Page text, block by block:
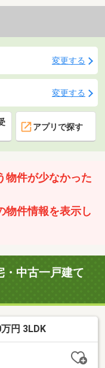
変更する
変更する
アプリで探す
物件が少なかった
物件情報を表示し
・中古一戸建て
円 3LDK